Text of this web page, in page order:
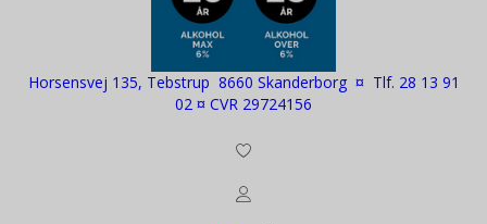
Horsensvej 135, Tebstrup 8660 Skanderborg ¤ Tlf. 28 13 91
02 ¤ CVR 29724156